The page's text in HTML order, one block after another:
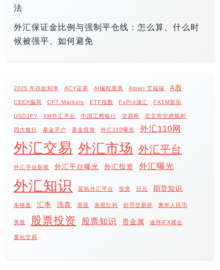
法
外汇保证金比例与强制平仓线：怎么算、什么时
候被强平、如何避免
2025 年存款利率 ACY证券 AI编程股票 Alpari 艾福瑞 A股
CEEX骗局 CPT Markets ETF指数 FxPro浦汇 FXTM富拓
USDJPY XM外汇平台 中国工商银行 交易商 北交所交易规则
四大银行 基金开户 基金投资 外汇110曝光 外汇110网
外汇交易 外汇市场 外汇平台
外汇平台新闻 外汇平台曝光 外汇投资 外汇曝光
外汇知识 富拓外汇平台 投资 日元 期货知识
杀猪盘 汇率 洗盘 港股 港股红利 炒币交易所 离岸人民币
美股 股票投资 股票知识 贵金属 迪拜iFX展会
量化交易